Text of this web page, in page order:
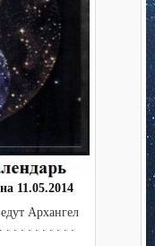
11.05.2014
Архангел
. . . . . . . . .